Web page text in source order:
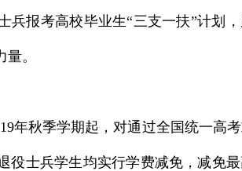
兵报考高校毕业生“三支一扶”计划
。
年秋季学期起，对通过全国统一高
役士兵学生均实行学费减免，减免